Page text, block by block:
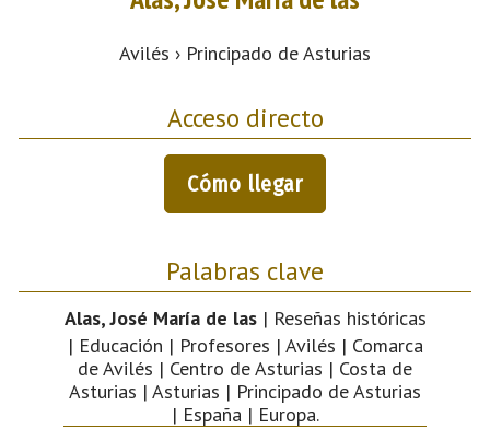
Avilés › Principado de Asturias
Acceso directo
Cómo llegar
Palabras clave
Alas, José María de las| Reseñas históricas
| Educación | Profesores | Avilés | Comarca
de Avilés | Centro de Asturias | Costa de
Asturias | Asturias | Principado de Asturias
| España | Europa.